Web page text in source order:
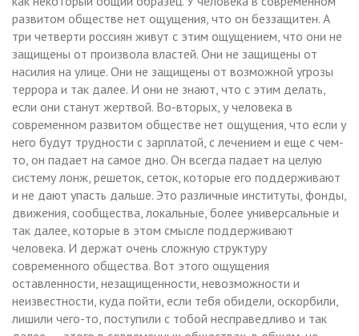
развитом обществе нет ощущения, что он беззащитен. А
три четверти россиян живут с этим ощущением, что они не
защищены от произвола властей. Они не защищены от
насилия на улице. Они не защищены от возможной угрозы
террора и так далее. И они не знают, что с этим делать,
если они станут жертвой. Во-вторых, у человека в
современном развитом обществе нет ощущения, что если у
него будут трудности с зарплатой, с лечением и еще с чем-
то, он падает на самое дно. Он всегда падает на целую
систему лонж, решеток, сеток, которые его поддерживают
и не дают упасть дальше. Это различные институты, фонды,
движения, сообщества, локальные, более универсальные и
так далее, которые в этом смысле поддерживают
человека. И держат очень сложную структуру
современного общества. Вот этого ощущения
оставленности, незащищенности, невозможности и
неизвестности, куда пойти, если тебя обидели, оскорбили,
лишили чего-то, поступили с тобой несправедливо и так